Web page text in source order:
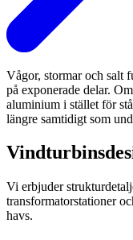
Vågor, stormar och salt
på exponerade delar.
aluminium i stället för
längre samtidigt som
Vi erbjuder
transformatorstationer
havs.